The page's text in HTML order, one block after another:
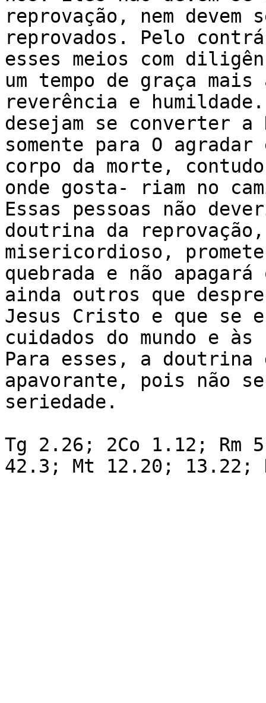
reprovação, nem
reprovados. Pelo
esses meios com
um tempo de graça
reverência e
desejam se converter a
somente para O
corpo da morte,
onde gosta- riam no
Essas pessoas não
doutrina da
misericordioso,
quebrada e não
ainda outros que
Jesus Cristo e que se
cuidados do mundo e
Para esses, a doutrina
apavorante, pois não
seriedade.
Tg 2.26; 2Co 1.12; Rm